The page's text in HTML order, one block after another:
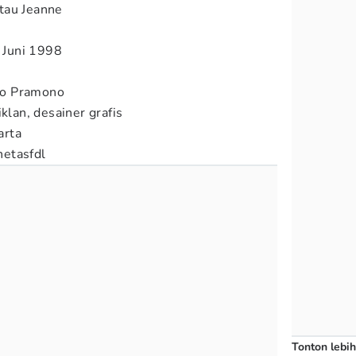
Jeanne
Juni 1998
Pramono
desainer grafis
Tonton